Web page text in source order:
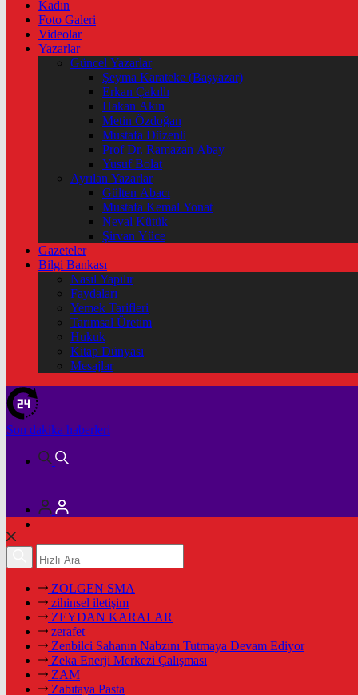
Kadın
Foto Galeri
Videolar
Yazarlar
Güncel Yazarlar
Şeyma Karateke (Başyazar)
Erkan Çakıllı
Hakan Akın
Metin Özdoğan
Mustafa Düzenli
Prof Dr. Ramazan Abay
Yusuf Bolat
Ayrılan Yazarlar
Gülten Abacı
Mustafa Kemal Yonat
Neval Kütük
Şirvan Yüce
Gazeteler
Bilgi Bankası
Nasıl Yapılır
Faydaları
Yemek Tarifleri
Tarımsal Üretim
Hukuk
Kitap Dünyası
Mesajlar
Son dakika haberleri
ZOLGEN SMA
zihinsel iletişim
ZEYDAN KARALAR
zerafet
Zenbilci Sahanın Nabzını Tutmaya Devam Ediyor
Zeka Enerji Merkezi Çalışması
ZAM
Zabıtaya Pasta